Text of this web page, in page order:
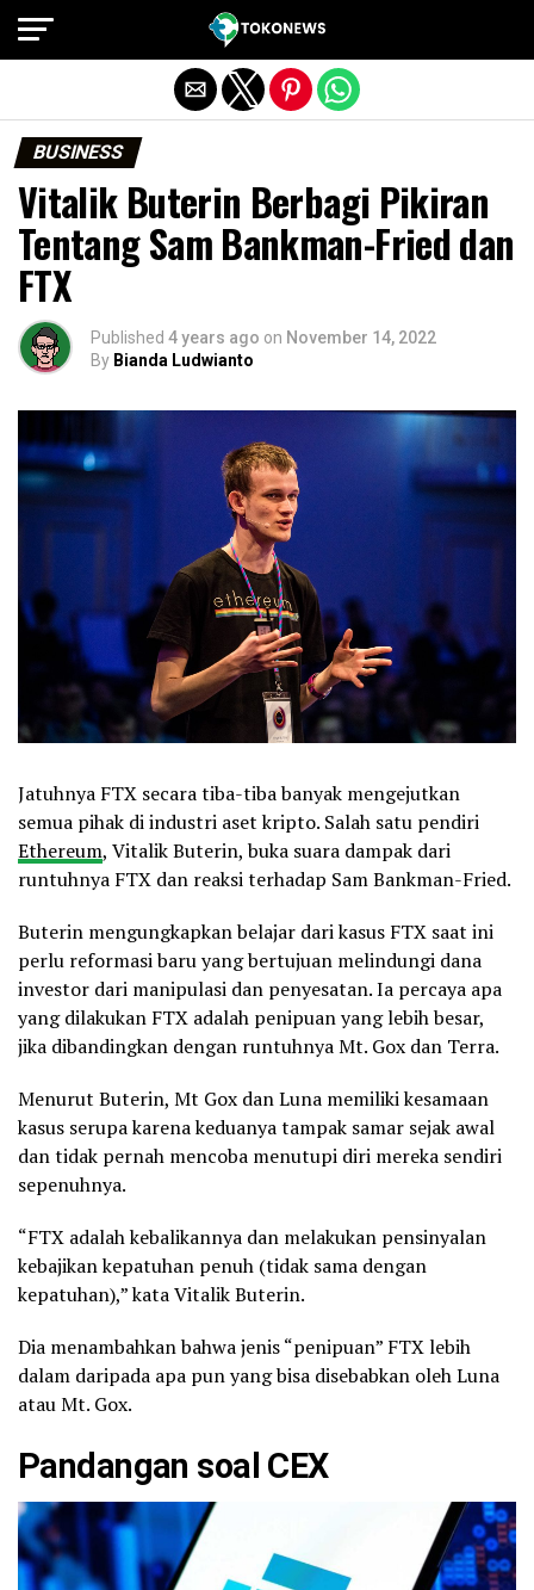
BUSINESS
Vitalik Buterin Berbagi Pikiran
Tentang Sam Bankman-Fried dan
FTX
Published 4 years ago on November 14, 2022
By Bianda Ludwianto
Jatuhnya FTX secara tiba-tiba banyak mengejutkan
semua pihak di industri aset kripto. Salah satu pendiri
Ethereum, Vitalik Buterin, buka suara dampak dari
runtuhnya FTX dan reaksi terhadap Sam Bankman-Fried.
Buterin mengungkapkan belajar dari kasus FTX saat ini
perlu reformasi baru yang bertujuan melindungi dana
investor dari manipulasi dan penyesatan. Ia percaya apa
yang dilakukan FTX adalah penipuan yang lebih besar,
jika dibandingkan dengan runtuhnya Mt. Gox dan Terra.
Menurut Buterin, Mt Gox dan Luna memiliki kesamaan
kasus serupa karena keduanya tampak samar sejak awal
dan tidak pernah mencoba menutupi diri mereka sendiri
sepenuhnya.
“FTX adalah kebalikannya dan melakukan pensinyalan
kebajikan kepatuhan penuh (tidak sama dengan
kepatuhan),” kata Vitalik Buterin.
Dia menambahkan bahwa jenis “penipuan” FTX lebih
dalam daripada apa pun yang bisa disebabkan oleh Luna
atau Mt. Gox.
Pandangan soal CEX
Exit mobile version